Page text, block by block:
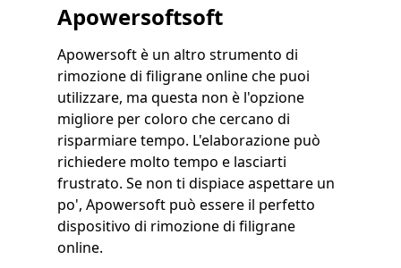
Apowersoftsoft
Apowersoft è un altro strumento di
rimozione di filigrane online che puoi
utilizzare, ma questa non è l'opzione
migliore per coloro che cercano di
risparmiare tempo. L'elaborazione può
richiedere molto tempo e lasciarti
frustrato. Se non ti dispiace aspettare un
po', Apowersoft può essere il perfetto
dispositivo di rimozione di filigrane
online.